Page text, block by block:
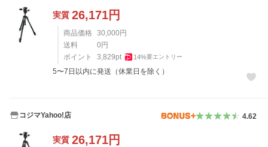
実質 26,171円
商品価格 30,000円
送料
0円
ポイント
3,829pt 14%要エントリー
5〜7日以内に発送（休業日を除く）
コジマYahoo!店 4.62
実質 26,171円